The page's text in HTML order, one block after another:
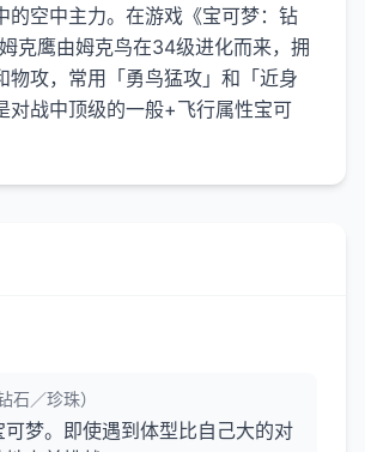
的空中主力。在游戏《宝可梦：钻
克鹰由姆克鸟在34级进化而来，拥
物攻，常用「勇鸟猛攻」和「近身
对战中顶级的一般+飞行属性宝可
石／珍珠）
梦。即使遇到体型比自己大的对